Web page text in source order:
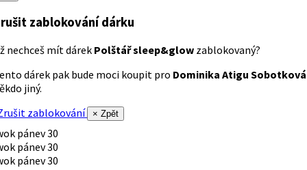
zablokování dárku
nechceš mít dárek Polštář sleep&glow zablokovaný?
dárek pak bude moci koupit pro Dominika Atigu Sobotková
jiný.
zablokování
× Zpět